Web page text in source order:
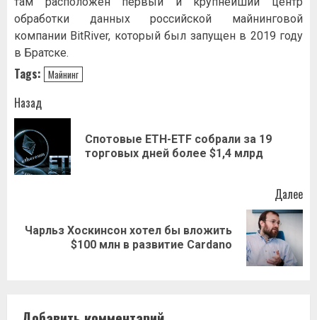
обработки данных российской майнинговой
компании BitRiver, который был запущен в 2019 году
в Братске.
Tags: Майнинг
Навигация
записи
Назад
Спотовые ETH-ETF собрали за 19
торговых дней более $1,4 млрд
Далее
Следующая
Чарльз Хоскинсон хотел бы вложить
$100 млн в развитие Cardano